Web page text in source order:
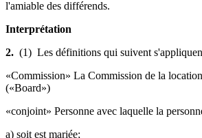
l'amiable des différends.
Interprétation
2. (1) Les définitions qui suivent
«Commission» La Commission de la
(«Board»)
«conjoint» Personne avec laquelle la
a) soit est mariée;